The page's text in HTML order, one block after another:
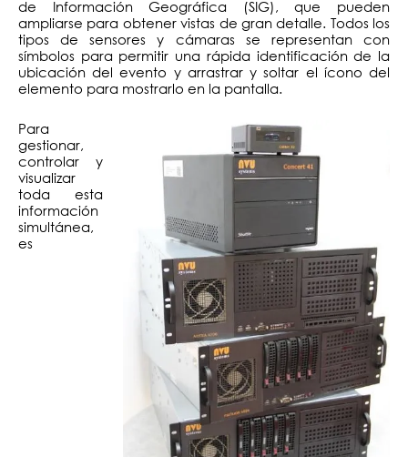
de Información Geográfica (SIG), que pueden
ampliarse para obtener vistas de gran detalle. Todos los
tipos de sensores y cámaras se representan con
símbolos para permitir una rápida identificación de la
ubicación del evento y arrastrar y soltar el ícono del
elemento para mostrarlo en la pantalla.
Para
gestionar,
controlar y
visualizar
toda esta
información
simultánea,
es